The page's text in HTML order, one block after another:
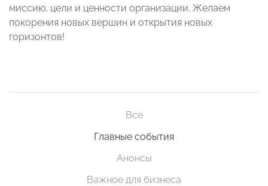
миссию, цели и ценности организации. Желаем
покорения новых вершин и открытия новых
горизонтов!
Все
Главные события
Анонсы
Важное для бизнеса